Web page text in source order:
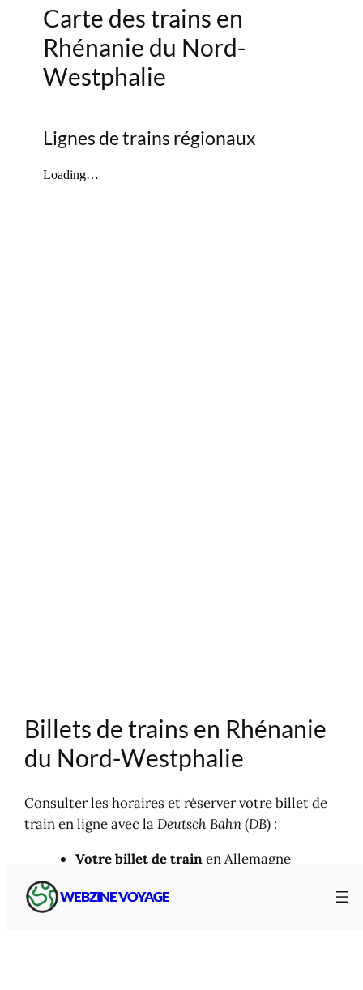
WEBZINE VOYAGE
Carte des trains en
Rhénanie du Nord-
Westphalie
Lignes de trains régionaux
Billets de trains en Rhénanie
du Nord-Westphalie
Consulter les horaires et réserver votre billet de
train en ligne avec laDeutsch Bahn(DB) :
Votre billet de trainen Allemagne